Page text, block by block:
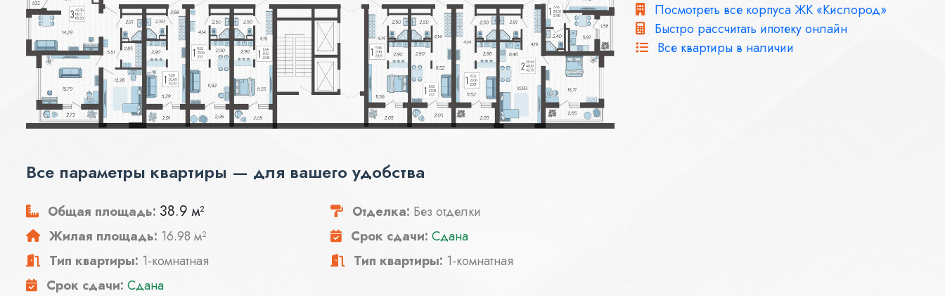
Все параметры квартиры — для вашего удобства
Общая площадь: 38.9 м²
Жилая площадь: 16.98 м²
Тип квартиры: 1-комнатная
Срок сдачи: Сдана
Отделка: Без отделки
Срок сдачи: Сдана
Тип квартиры: 1-комнатная
Посмотреть все корпуса ЖК «Кислород»
Быстро рассчитать ипотеку онлайн
Все квартиры в наличии